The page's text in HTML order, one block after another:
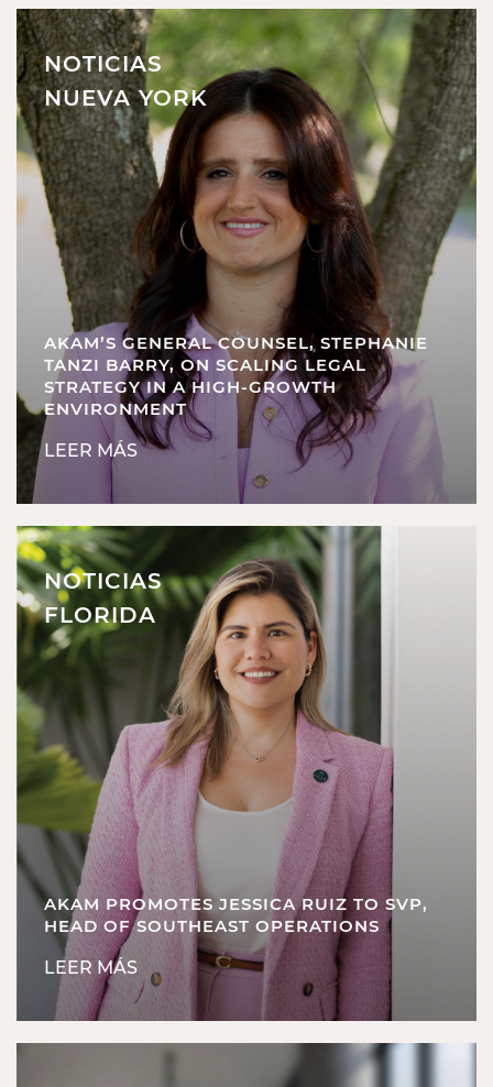
NOTICIAS
NUEVA YORK
AKAM’S GENERAL COUNSEL, STEPHANIE
TANZI BARRY, ON SCALING LEGAL
STRATEGY IN A HIGH-GROWTH
ENVIRONMENT
LEER MÁS
NOTICIAS
FLORIDA
AKAM PROMOTES JESSICA RUIZ TO SVP,
HEAD OF SOUTHEAST OPERATIONS
LEER MÁS